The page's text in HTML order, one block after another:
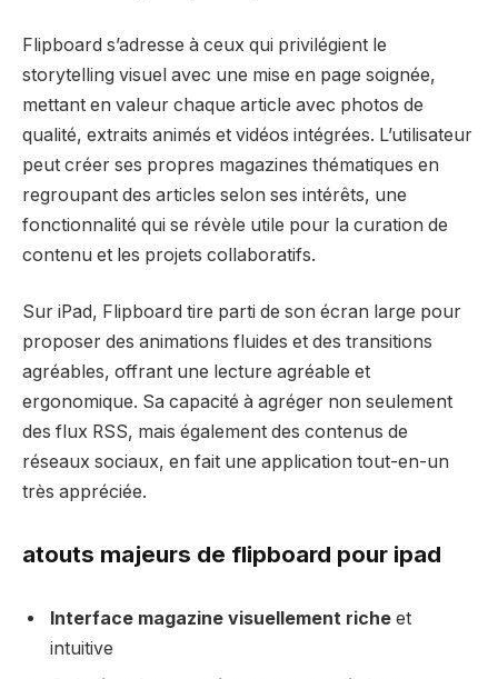
Flipboard s’adresse à ceux qui privilégient le
storytelling visuel avec une mise en page soignée,
mettant en valeur chaque article avec photos de
qualité, extraits animés et vidéos intégrées. L’utilisateur
peut créer ses propres magazines thématiques en
regroupant des articles selon ses intérêts, une
fonctionnalité qui se révèle utile pour la curation de
contenu et les projets collaboratifs.
Sur iPad, Flipboard tire parti de son écran large pour
proposer des animations fluides et des transitions
agréables, offrant une lecture agréable et
ergonomique. Sa capacité à agréger non seulement
des flux RSS, mais également des contenus de
réseaux sociaux, en fait une application tout-en-un
très appréciée.
atouts majeurs de flipboard pour ipad
Interface magazine visuellement riche et
intuitive